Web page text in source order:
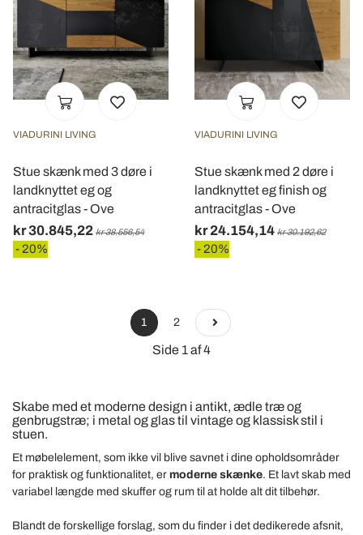
VIADURINI LIVING
Stue skænk med 3 døre i
landknyttet eg og
antracitglas - Ove
kr 30.845,22 kr 38.556,54
- 20%
VIADURINI LIVING
Stue skænk med 2 døre i
landknyttet eg finish og
antracitglas - Ove
kr 24.154,14 kr 30.192,62
- 20%
1 2
Side 1 af 4
Skabe med et moderne design i antikt, ædle træ og
genbrugstræ; i metal og glas til vintage og klassisk stil i
stuen.
Et møbelelement, som ikke vil blive savnet i dine opholdsområder
for praktisk og funktionalitet, er moderne skænke. Et lavt skab med
variabel længde med skuffer og rum til at holde alt dit tilbehør.
Blandt de forskellige forslag, som du finder i det dedikerede afsnit,